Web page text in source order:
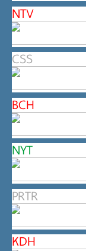
NTV
CSS
BCH
NYT
PRTR
KDH